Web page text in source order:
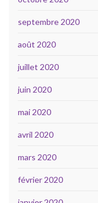
septembre 2020
août 2020
juillet 2020
juin 2020
mai 2020
avril 2020
mars 2020
février 2020